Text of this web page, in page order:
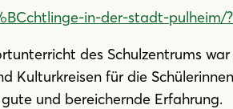
in-der-stadt-pulheim/
des Schulzentrums
Kulturkreisen für die
und bereichernde Erfahrung.